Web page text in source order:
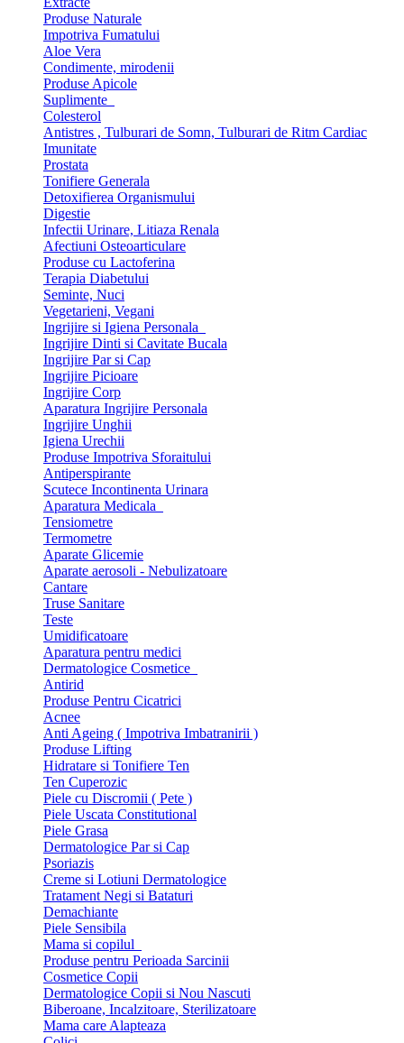
Produse Naturale
Impotriva Fumatului
Aloe Vera
Condimente, mirodenii
Produse Apicole
Suplimente
Colesterol
Antistres , Tulburari de Somn, Tulburari de Ritm Cardiac
Imunitate
Prostata
Tonifiere Generala
Detoxifierea Organismului
Digestie
Infectii Urinare, Litiaza Renala
Afectiuni Osteoarticulare
Produse cu Lactoferina
Terapia Diabetului
Seminte, Nuci
Vegetarieni, Vegani
Ingrijire si Igiena Personala
Ingrijire Dinti si Cavitate Bucala
Ingrijire Par si Cap
Ingrijire Picioare
Ingrijire Corp
Aparatura Ingrijire Personala
Ingrijire Unghii
Igiena Urechii
Produse Impotriva Sforaitului
Antiperspirante
Scutece Incontinenta Urinara
Aparatura Medicala
Tensiometre
Termometre
Aparate Glicemie
Aparate aerosoli - Nebulizatoare
Cantare
Truse Sanitare
Teste
Umidificatoare
Aparatura pentru medici
Dermatologice Cosmetice
Antirid
Produse Pentru Cicatrici
Acnee
Anti Ageing ( Impotriva Imbatranirii )
Produse Lifting
Hidratare si Tonifiere Ten
Ten Cuperozic
Piele cu Discromii ( Pete )
Piele Uscata Constitutional
Piele Grasa
Dermatologice Par si Cap
Psoriazis
Creme si Lotiuni Dermatologice
Tratament Negi si Bataturi
Demachiante
Piele Sensibila
Mama si copilul
Produse pentru Perioada Sarcinii
Cosmetice Copii
Dermatologice Copii si Nou Nascuti
Biberoane, Incalzitoare, Sterilizatoare
Mama care Alapteaza